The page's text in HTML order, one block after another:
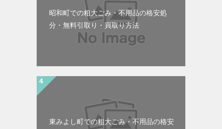
昭和町での粗大ごみ・不用品の格安処
分・無料引取り・買取り方法
東みよし町での粗大ごみ・不用品の格安